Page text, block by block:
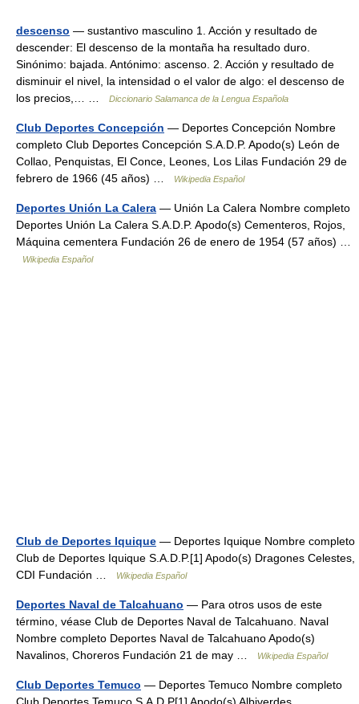
descenso — sustantivo masculino 1. Acción y resultado de
descender: El descenso de la montaña ha resultado duro.
Sinónimo: bajada. Antónimo: ascenso. 2. Acción y resultado de
disminuir el nivel, la intensidad o el valor de algo: el descenso de
los precios,… …
Diccionario Salamanca de la Lengua Española
Club Deportes Concepción — Deportes Concepción Nombre
completo Club Deportes Concepción S.A.D.P. Apodo(s) León de
Collao, Penquistas, El Conce, Leones, Los Lilas Fundación 29 de
febrero de 1966 (45 años) …
Wikipedia Español
Deportes Unión La Calera — Unión La Calera Nombre completo
Deportes Unión La Calera S.A.D.P. Apodo(s) Cementeros, Rojos,
Máquina cementera Fundación 26 de enero de 1954 (57 años) …
Wikipedia Español
Club de Deportes Iquique — Deportes Iquique Nombre completo
Club de Deportes Iquique S.A.D.P.[1] Apodo(s) Dragones Celestes,
CDI Fundación …
Wikipedia Español
Deportes Naval de Talcahuano — Para otros usos de este
término, véase Club de Deportes Naval de Talcahuano. Naval
Nombre completo Deportes Naval de Talcahuano Apodo(s)
Navalinos, Choreros Fundación 21 de may …
Wikipedia Español
Club Deportes Temuco — Deportes Temuco Nombre completo